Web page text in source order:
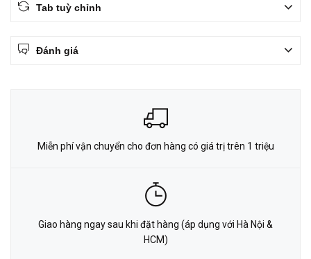
Tab tuỳ chỉnh
Đánh giá
Miễn phí vận chuyển cho đơn hàng có giá trị trên 1 triệu
Giao hàng ngay sau khi đặt hàng (áp dụng với Hà Nội &
HCM)